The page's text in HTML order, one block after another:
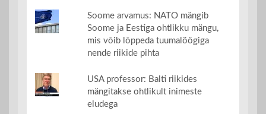
Soome arvamus: NATO mängib
Soome ja Eestiga ohtlikku mängu,
mis võib lõppeda tuumalöögiga
nende riikide pihta
USA professor: Balti riikides
mängitakse ohtlikult inimeste
eludega